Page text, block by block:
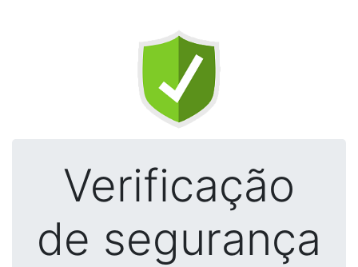
Verificação
de segurança